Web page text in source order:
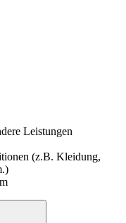
Leistungen
(z.B. Kleidung,